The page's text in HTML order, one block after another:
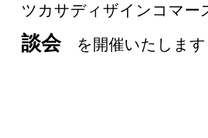
ツカサディザインコマ
談会を開催いたします